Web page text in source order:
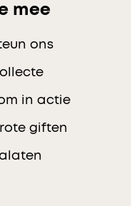
mee
ons
in actie
giften